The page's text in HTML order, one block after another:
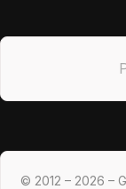
© 2012 – 2026 –